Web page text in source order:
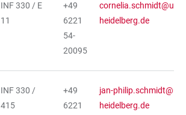
INF 330 / E
11
+49
6221
54-
20095
heidelberg.de
INF 330 /
415
+49
6221
jan-
heidelberg.de